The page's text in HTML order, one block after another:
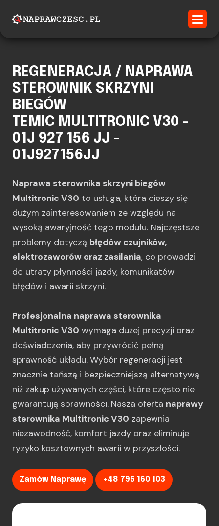
REGENERACJA / NAPRAWA
STEROWNIK SKRZYNI
BIEGÓW
TEMIC MULTITRONIC V30 -
01J 927 156 JJ -
01J927156JJ
Naprawa sterownika skrzyni biegów
Multitronic V30 to usługa, która cieszy się
dużym zainteresowaniem ze względu na
wysoką awaryjność tego modułu. Najczęstsze
problemy dotyczą błędów czujników,
elektrozaworów oraz zasilania, co prowadzi
do utraty płynności jazdy, komunikatów
błędów i awarii skrzyni.
Profesjonalna naprawa sterownika
Multitronic V30 wymaga dużej precyzji oraz
doświadczenia, aby przywrócić pełną
sprawność układu. Wybór regeneracji jest
znacznie tańszą i bezpieczniejszą alternatywą
niż zakup używanych części, które często nie
gwarantują sprawności. Nasza oferta naprawy
sterownika Multitronic V30 zapewnia
niezawodność, komfort jazdy oraz eliminuje
ryzyko kosztownych awarii w przyszłości.
Zamów Naprawę +48 796 160 103